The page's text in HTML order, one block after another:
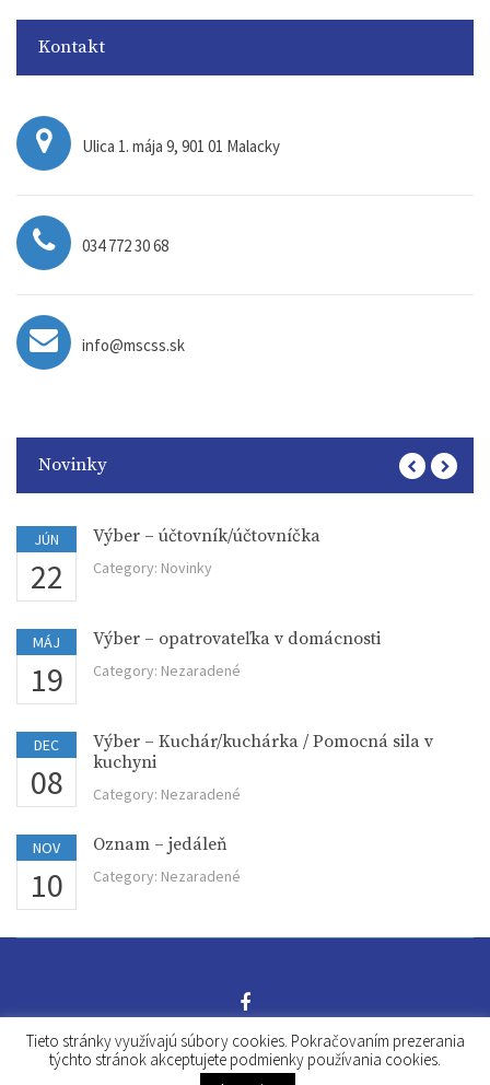
Kontakt
Ulica 1. mája 9, 901 01 Malacky
034 772 30 68
info@mscss.sk
Novinky
JÚN
22
Výber – účtovník/účtovníčka
Category: Novinky
MÁJ
19
Výber – opatrovateľka v domácnosti
Category: Nezaradené
DEC
08
Výber – Kuchár/kuchárka / Pomocná sila v
kuchyni
Category: Nezaradené
NOV
10
Oznam – jedáleň
Category: Nezaradené
© 2016 MsCSS Malacky. Vytvorilo grafické štúdio Záhorí.digital
Tieto stránky využívajú súbory cookies. Pokračovaním prezerania
týchto stránok akceptujete podmienky používania cookies.